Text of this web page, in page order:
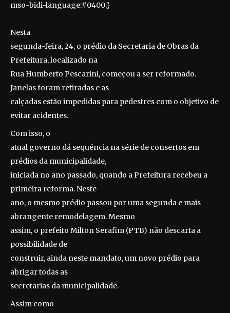
mso-bidi-language:#0400;}
Nesta
segunda-feira, 24, o prédio da Secretaria de Obras da
Prefeitura, localizado na
Rua Humberto Pescarini, começou a ser reformado.
Janelas foram retiradas e as
calçadas estão impedidas para pedestres com o objetivo de
evitar acidentes.
Com isso, o
atual governo dá sequência na série de consertos em
prédios da municipalidade,
iniciada no ano passado, quando a Prefeitura recebeu a
primeira reforma. Neste
ano, o mesmo prédio passou por uma segunda e mais
abrangente remodelagem. Mesmo
assim, o prefeito Milton Serafim (PTB) não descarta a
possibilidade de
construir, ainda neste mandato, um novo prédio para
abrigar todas as
secretarias da municipalidade.
Assim como